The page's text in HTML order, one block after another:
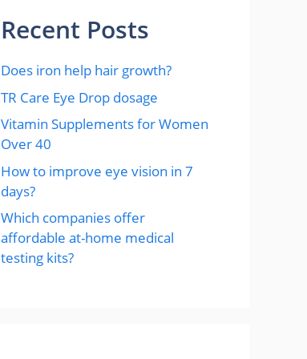
Recent Posts
Does iron help hair growth?​
TR Care Eye Drop dosage
Vitamin Supplements for Women
Over 40
How to improve eye vision in 7
days?
Which companies offer
affordable at-home medical
testing kits?